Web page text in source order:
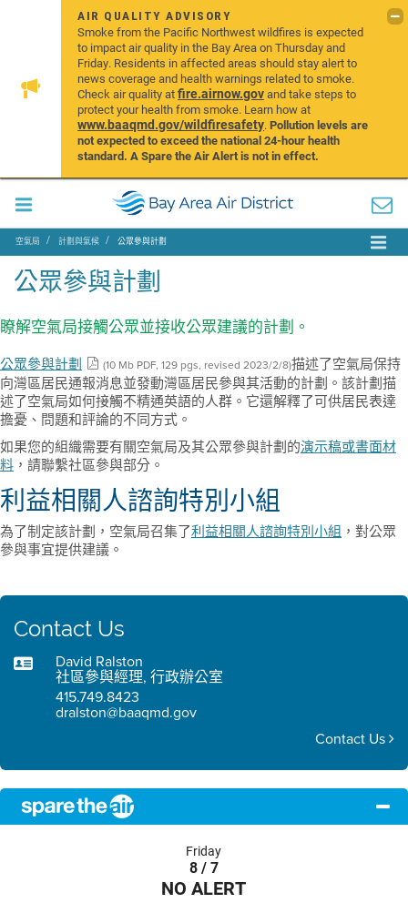
AIR QUALITY ADVISORY
Smoke from the Pacific Northwest wildfires is expected
to impact air quality in the Bay Area on Thursday and
Friday. Residents in affected areas should stay alert to
news coverage and health warnings related to smoke.
Check air quality atfire.airnow.govand take steps to
protect your health from smoke. Learn how at
www.baaqmd.gov/wildfiresafety.Pollution levels are
not expected to exceed the national 24-hour health
standard. A Spare the Air Alert is not in effect.
空氣局 計劃與氣候 公眾參與計劃
公眾參與計劃
瞭解空氣局接觸公眾並接收公眾建議的計劃。
公眾參與計劃 (10 Mb PDF, 129 pgs, revised 2023/2/8)描述了空氣局保持
向灣區居民通報消息並發動灣區居民參與其活動的計劃。該計劃描
述了空氣局如何接觸不精通英語的人群。它還解釋了可供居民表達
擔憂、問題和評論的不同方式。
如果您的組織需要有關空氣局及其公眾參與計劃的演示稿或書面材
料 ，請聯繫社區參與部分。
利益相關人諮詢特別小組
為了制定該計劃，空氣局召集了利益相關人諮詢特別小組 ，對公眾
參與事宜提供建議。
Contact Us
David Ralston
社區參與經理, 行政辦公室
415.749.8423
dralston@baaqmd.gov
Contact Us
Friday
8 / 7
NO ALERT